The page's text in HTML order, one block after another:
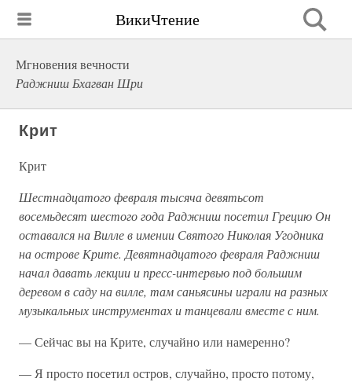
ВикиЧтение
Мгновения вечности
Раджниш Бхагван Шри
Крит
Крит
Шестнадцатого февраля тысяча девятьсот
восемьдесят шестого года Раджниш посетил Грецию Он
оставался на Вилле в имении Святого Николая Угодника
на острове Крите. Девятнадцатого февраля Раджниш
начал давать лекции и пресс-интервью под большим
деревом в саду на вилле, там саньясины играли на разных
музыкальных инструментах и танцевали вместе с ним.
— Сейчас вы на Крите, случайно или намеренно?
— Я просто посетил остров, случайно, просто потому,